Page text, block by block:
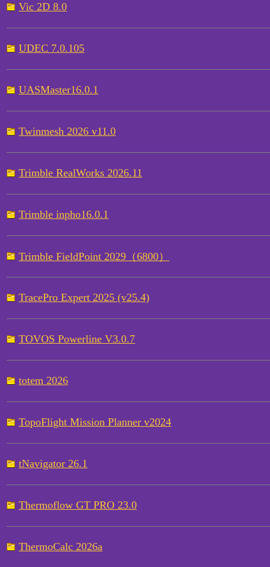
Vic 2D 8.0
UDEC 7.0.105
UASMaster16.0.1
Twinmesh 2026 v11.0
Trimble RealWorks 2026.11
Trimble inpho16.0.1
Trimble FieldPoint 2029（6800）
TracePro Expert 2025 (v25.4)
TOVOS Powerline V3.0.7
totem 2026
TopoFlight Mission Planner v2024
tNavigator 26.1
Thermoflow GT PRO 23.0
ThermoCalc 2026a